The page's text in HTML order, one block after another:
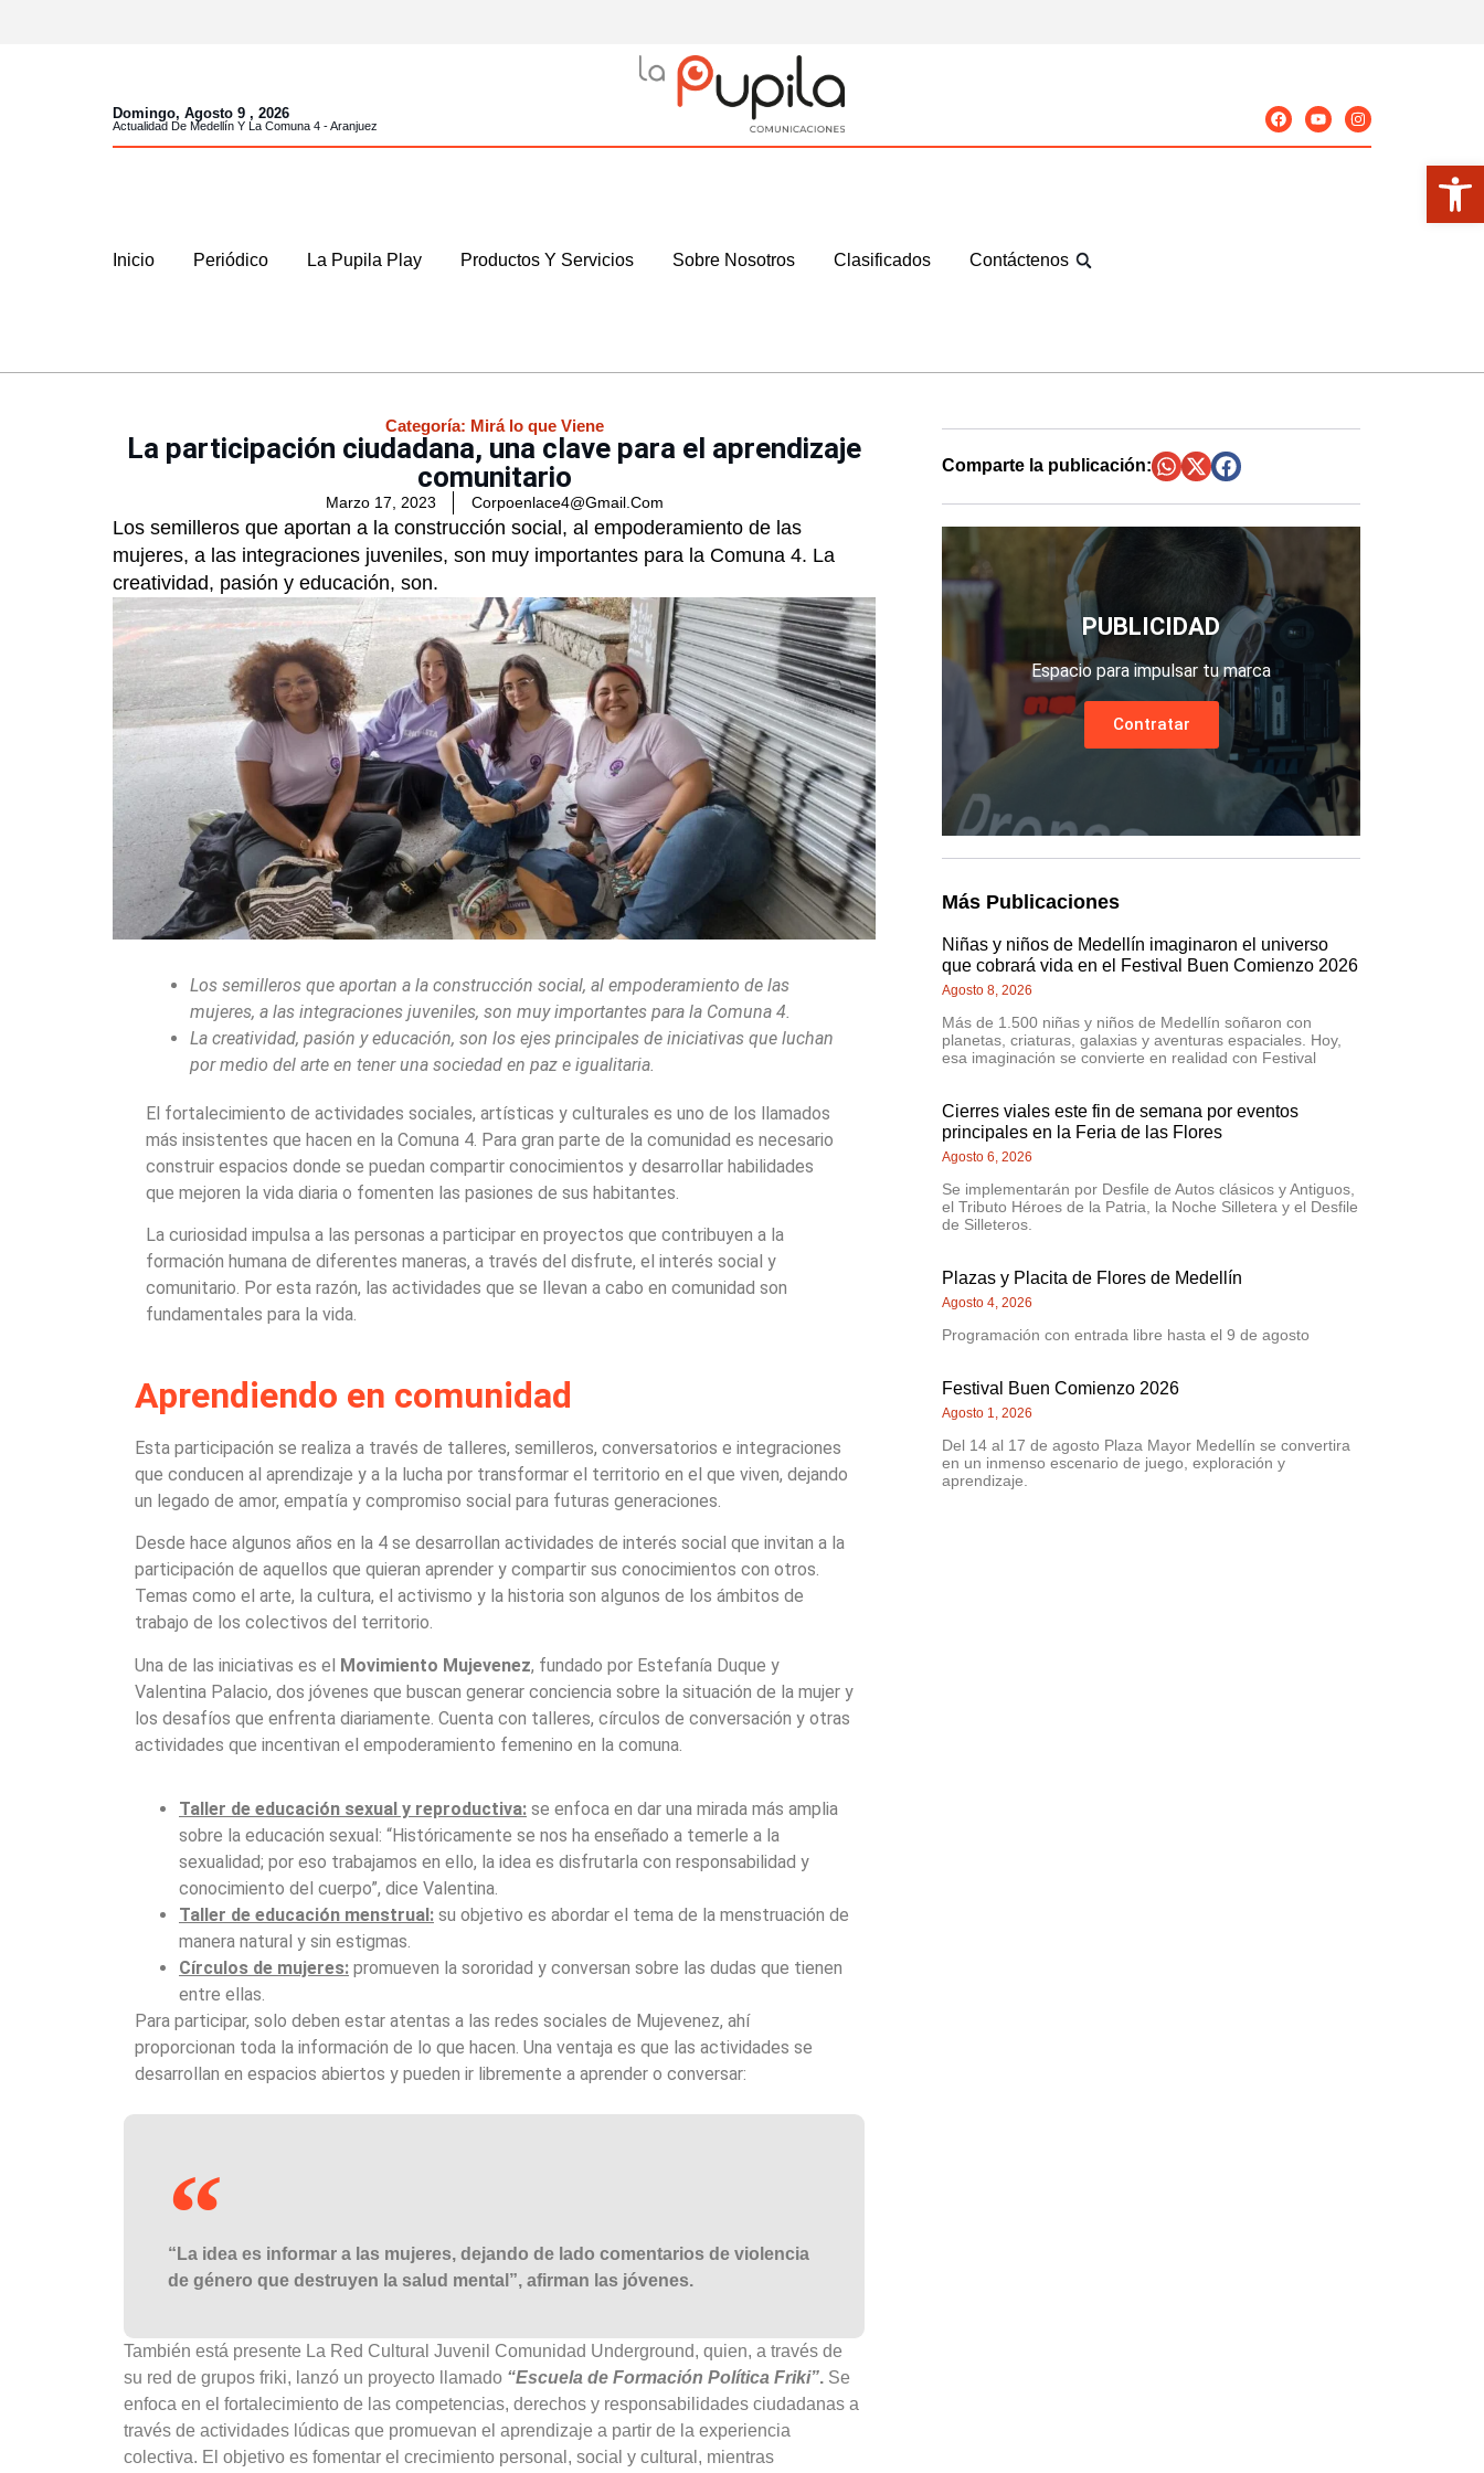
Domingo, Agosto 9 , 2026
Actualidad De Medellín Y La Comuna 4 - Aranjuez
Inicio Periódico La Pupila Play Productos Y Servicios Sobre Nosotros Clasificados Contáctenos
Categoría: Mirá lo que Viene
La participación ciudadana, una clave para el aprendizaje
comunitario
Marzo 17, 2023 Corpoenlace4@gmail.com
Los semilleros que aportan a la construcción social, al empoderamiento de las
mujeres, a las integraciones juveniles, son muy importantes para la Comuna 4. La
creatividad, pasión y educación, son.
Los semilleros que aportan a la construcción social, al empoderamiento de las
mujeres, a las integraciones juveniles, son muy importantes para la Comuna 4.
La creatividad, pasión y educación, son los ejes principales de iniciativas que luchan
por medio del arte en tener una sociedad en paz e igualitaria.
El fortalecimiento de actividades sociales, artísticas y culturales es uno de los llamados
más insistentes que hacen en la Comuna 4. Para gran parte de la comunidad es necesario
construir espacios donde se puedan compartir conocimientos y desarrollar habilidades
que mejoren la vida diaria o fomenten las pasiones de sus habitantes.
La curiosidad impulsa a las personas a participar en proyectos que contribuyen a la
formación humana de diferentes maneras, a través del disfrute, el interés social y
comunitario. Por esta razón, las actividades que se llevan a cabo en comunidad son
fundamentales para la vida.
Aprendiendo en comunidad
Esta participación se realiza a través de talleres, semilleros, conversatorios e integraciones
que conducen al aprendizaje y a la lucha por transformar el territorio en el que viven, dejando
un legado de amor, empatía y compromiso social para futuras generaciones.
Desde hace algunos años en la 4 se desarrollan actividades de interés social que invitan a la
participación de aquellos que quieran aprender y compartir sus conocimientos con otros.
Temas como el arte, la cultura, el activismo y la historia son algunos de los ámbitos de
trabajo de los colectivos del territorio.
Una de las iniciativas es el Movimiento Mujevenez, fundado por Estefanía Duque y
Valentina Palacio, dos jóvenes que buscan generar conciencia sobre la situación de la mujer y
los desafíos que enfrenta diariamente. Cuenta con talleres, círculos de conversación y otras
actividades que incentivan el empoderamiento femenino en la comuna.
Taller de educación sexual y reproductiva: se enfoca en dar una mirada más amplia
sobre la educación sexual: “Históricamente se nos ha enseñado a temerle a la
sexualidad; por eso trabajamos en ello, la idea es disfrutarla con responsabilidad y
conocimiento del cuerpo”, dice Valentina.
Taller de educación menstrual: su objetivo es abordar el tema de la menstruación de
manera natural y sin estigmas.
Círculos de mujeres: promueven la sororidad y conversan sobre las dudas que tienen
entre ellas.
Para participar, solo deben estar atentas a las redes sociales de Mujevenez, ahí
proporcionan toda la información de lo que hacen. Una ventaja es que las actividades se
desarrollan en espacios abiertos y pueden ir libremente a aprender o conversar:
“La idea es informar a las mujeres, dejando de lado comentarios de violencia
de género que destruyen la salud mental”, afirman las jóvenes.
También está presente La Red Cultural Juvenil Comunidad Underground, quien, a través de
su red de grupos friki, lanzó un proyecto llamado “Escuela de Formación Política Friki”. Se
enfoca en el fortalecimiento de las competencias, derechos y responsabilidades ciudadanas a
través de actividades lúdicas que promuevan el aprendizaje a partir de la experiencia
colectiva. El objetivo es fomentar el crecimiento personal, social y cultural, mientras
Comparte la publicación:
PUBLICIDAD
Espacio para impulsar tu marca
Contratar
Más Publicaciones
Niñas y niños de Medellín imaginaron el universo
que cobrará vida en el Festival Buen Comienzo 2026
Agosto 8, 2026
Más de 1.500 niñas y niños de Medellín soñaron con
planetas, criaturas, galaxias y aventuras espaciales. Hoy,
esa imaginación se convierte en realidad con Festival
Cierres viales este fin de semana por eventos
principales en la Feria de las Flores
Agosto 6, 2026
Se implementarán por Desfile de Autos clásicos y Antiguos,
el Tributo Héroes de la Patria, la Noche Silletera y el Desfile
de Silleteros.
Plazas y Placita de Flores de Medellín
Agosto 4, 2026
Programación con entrada libre hasta el 9 de agosto
Festival Buen Comienzo 2026
Agosto 1, 2026
Del 14 al 17 de agosto Plaza Mayor Medellín se convertira
en un inmenso escenario de juego, exploración y
aprendizaje.
Abrir